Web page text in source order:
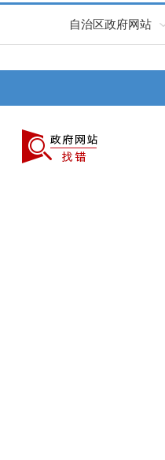
自治区政府网站